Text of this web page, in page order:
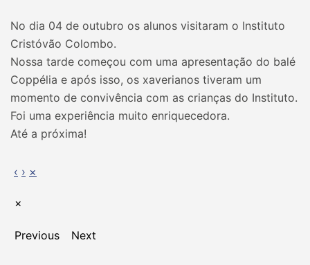
No dia 04 de outubro os alunos visitaram o Instituto
Cristóvão Colombo.
Nossa tarde começou com uma apresentação do balé
Coppélia e após isso, os xaverianos tiveram um
momento de convivência com as crianças do Instituto.
Foi uma experiência muito enriquecedora.
Até a próxima!
‹ › ×
×
Previous Next